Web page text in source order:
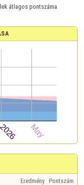
átlagos pontszáma
Eredmény Pontszám